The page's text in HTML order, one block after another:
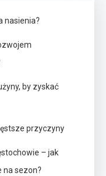
nasienia?
by zyskać
przyczyny
– jak
na sezon?